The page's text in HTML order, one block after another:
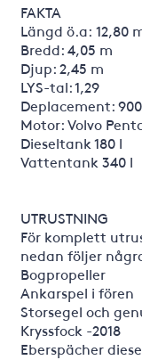
FAKTA
Längd ö.a: 12,80
Bredd: 4,05 m
Djup: 2,45 m
LYS-tal: 1,29
Deplacement:
Motor: Volvo
Dieseltank 180 l
Vattentank 340 l
UTRUSTNING
För komplett
nedan följer
Bogpropeller
Ankarspel i fören
Storsegel och
Kryssfock -2018
Eberspächer